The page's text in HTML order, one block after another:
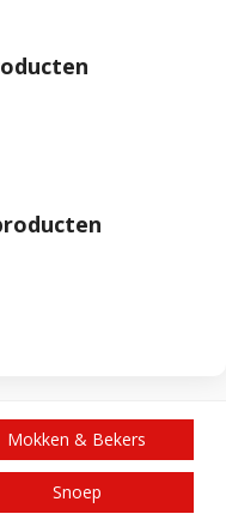
Mokken & Bekers
Snoep